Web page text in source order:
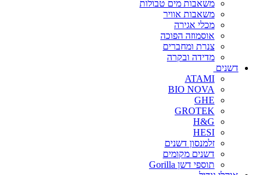
משאבות מים טבולות
משאבות אוויר
מכלי אגירה
אוסמוזה הפוכה
צנרת ומחברים
מדידה ובקרה
דשנים
ATAMI
BIO NOVA
GHE
GROTEK
H&G
HESI
זלמנסון דשנים
דשנים מקומים
תוספי דשן Gorilla